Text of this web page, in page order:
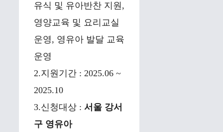
유식 및 유아반찬 지원,
영양교육 및 요리교실
운영, 영유아 발달 교육
운영
2.지원기간 : 2025.06 ~
2025.10
3.신청대상 : 서울 강서
구 영유아